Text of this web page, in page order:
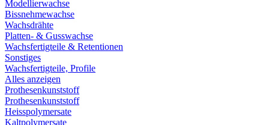
Modellierwachse
Bissnehmewachse
Wachsdrähte
Platten- & Gusswachse
Wachsfertigteile & Retentionen
Sonstiges
Wachsfertigteile, Profile
Alles anzeigen
Prothesenkunststoff
Prothesenkunststoff
Heisspolymersate
Kaltpolymersate